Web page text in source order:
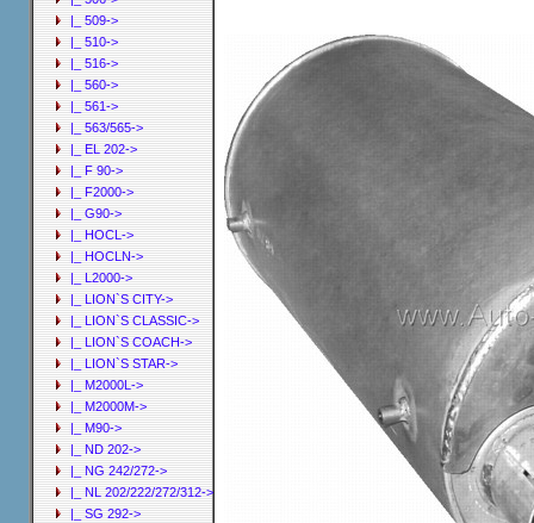
|_ 509->
|_ 510->
|_ 516->
|_ 560->
|_ 561->
|_ 563/565->
|_ EL 202->
|_ F 90->
|_ F2000->
|_ G90->
|_ HOCL->
|_ HOCLN->
|_ L2000->
|_ LION`S CITY->
|_ LION`S CLASSIC->
|_ LION`S COACH->
|_ LION`S STAR->
|_ M2000L->
|_ M2000M->
|_ M90->
|_ ND 202->
|_ NG 242/272->
|_ NL 202/222/272/312->
|_ SG 292->